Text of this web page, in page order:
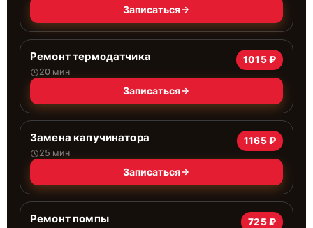
Записаться
Ремонт термодатчика
20 мин
1015 ₽
Записаться
Замена капучинатора
25 мин
1165 ₽
Записаться
Ремонт помпы 725 ₽